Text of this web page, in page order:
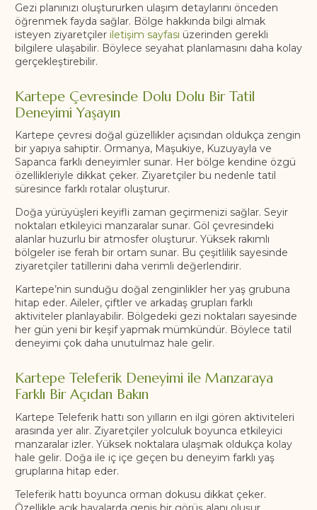
Gezi planınızı oluştururken ulaşım detaylarını önceden
öğrenmek fayda sağlar. Bölge hakkında bilgi almak
isteyen ziyaretçiler iletişim sayfası üzerinden gerekli
bilgilere ulaşabilir. Böylece seyahat planlamasını daha kolay
gerçekleştirebilir.
Kartepe Çevresinde Dolu Dolu Bir Tatil
Deneyimi Yaşayın
Kartepe çevresi doğal güzellikler açısından oldukça zengin
bir yapıya sahiptir. Ormanya, Maşukiye, Kuzuyayla ve
Sapanca farklı deneyimler sunar. Her bölge kendine özgü
özellikleriyle dikkat çeker. Ziyaretçiler bu nedenle tatil
süresince farklı rotalar oluşturur.
Doğa yürüyüşleri keyifli zaman geçirmenizi sağlar. Seyir
noktaları etkileyici manzaralar sunar. Göl çevresindeki
alanlar huzurlu bir atmosfer oluşturur. Yüksek rakımlı
bölgeler ise ferah bir ortam sunar. Bu çeşitlilik sayesinde
ziyaretçiler tatillerini daha verimli değerlendirir.
Kartepe’nin sunduğu doğal zenginlikler her yaş grubuna
hitap eder. Aileler, çiftler ve arkadaş grupları farklı
aktiviteler planlayabilir. Bölgedeki gezi noktaları sayesinde
her gün yeni bir keşif yapmak mümkündür. Böylece tatil
deneyimi çok daha unutulmaz hale gelir.
Kartepe Teleferik Deneyimi ile Manzaraya
Farklı Bir Açıdan Bakın
Kartepe Teleferik hattı son yılların en ilgi gören aktiviteleri
arasında yer alır. Ziyaretçiler yolculuk boyunca etkileyici
manzaralar izler. Yüksek noktalara ulaşmak oldukça kolay
hale gelir. Doğa ile iç içe geçen bu deneyim farklı yaş
gruplarına hitap eder.
Teleferik hattı boyunca orman dokusu dikkat çeker.